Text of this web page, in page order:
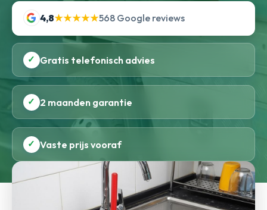
4,8★★★★★568 Google reviews
✓ Gratis telefonisch advies
✓ 2 maanden garantie
✓ Vaste prijs vooraf